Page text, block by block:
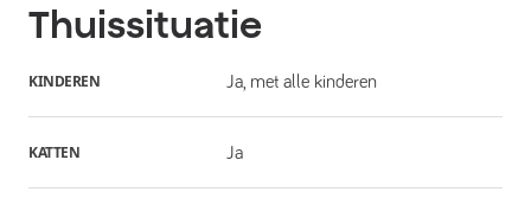
Thuissituatie
KINDEREN Ja, met alle kinderen
KATTEN Ja